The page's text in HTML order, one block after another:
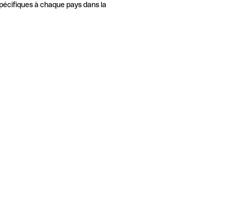
à chaque pays dans la